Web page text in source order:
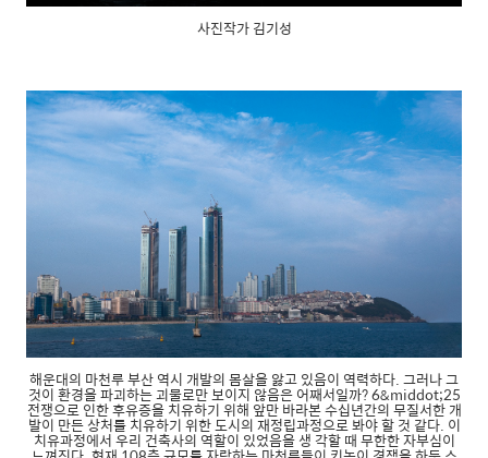
사진작가 김기성
해운대의 마천루 부산 역시 개발의 몸살을 앓고 있음이 역력하다. 그러나 그
것이 환경을 파괴하는 괴물로만 보이지 않음은 어째서일까? 6&middot;25
전쟁으로 인한 후유증을 치유하기 위해 앞만 바라본 수십년간의 무질서한 개
발이 만든 상처를 치유하기 위한 도시의 재정립과정으로 봐야 할 것 같다. 이
치유과정에서 우리 건축사의 역할이 있었음을 생 각할 때 무한한 자부심이